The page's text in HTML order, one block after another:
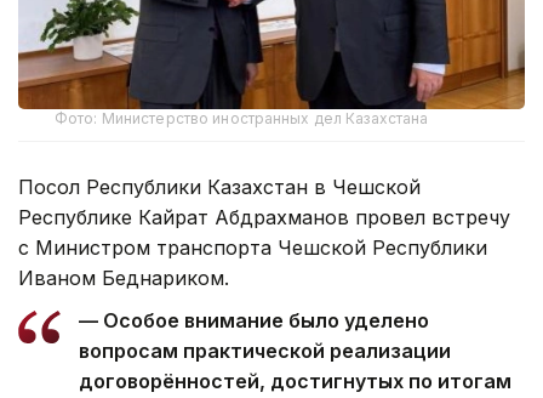
Фото: Министерство иностранных дел Казахстана
Посол Республики Казахстан в Чешской
Республике Кайрат Абдрахманов провел встречу
с Министром транспорта Чешской Республики
Иваном Беднариком.
— Особое внимание было уделено
вопросам практической реализации
договорённостей, достигнутых по итогам